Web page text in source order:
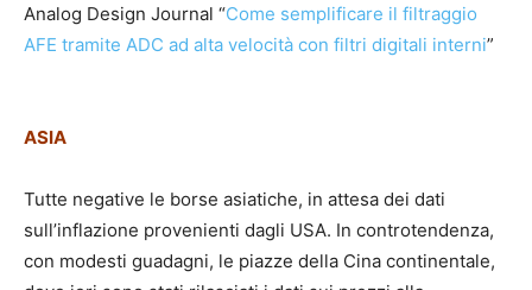
Analog Design Journal “Come semplificare il filtraggio
AFE tramite ADC ad alta velocità con filtri digitali interni”
ASIA
Tutte negative le borse asiatiche, in attesa dei dati
sull’inflazione provenienti dagli USA. In controtendenza,
con modesti guadagni, le piazze della Cina continentale,